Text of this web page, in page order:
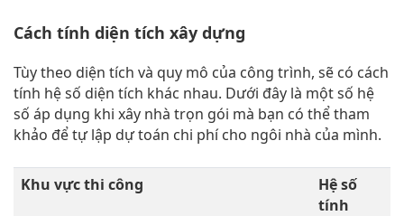
Cách tính diện tích xây dựng
Tùy theo diện tích và quy mô của công trình, sẽ có cách
tính hệ số diện tích khác nhau. Dưới đây là một số hệ
số áp dụng khi xây nhà trọn gói mà bạn có thể tham
khảo để tự lập dự toán chi phí cho ngôi nhà của mình.
Khu vực thi công
Hệ số
tính